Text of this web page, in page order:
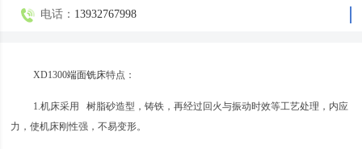
电话： 13932767998
XD1300端面铣床特点：
1.机床采用 树脂砂造型，铸铁，再经过回火与振动时效等工艺处理，内应
力，使机床刚性强，不易变形。